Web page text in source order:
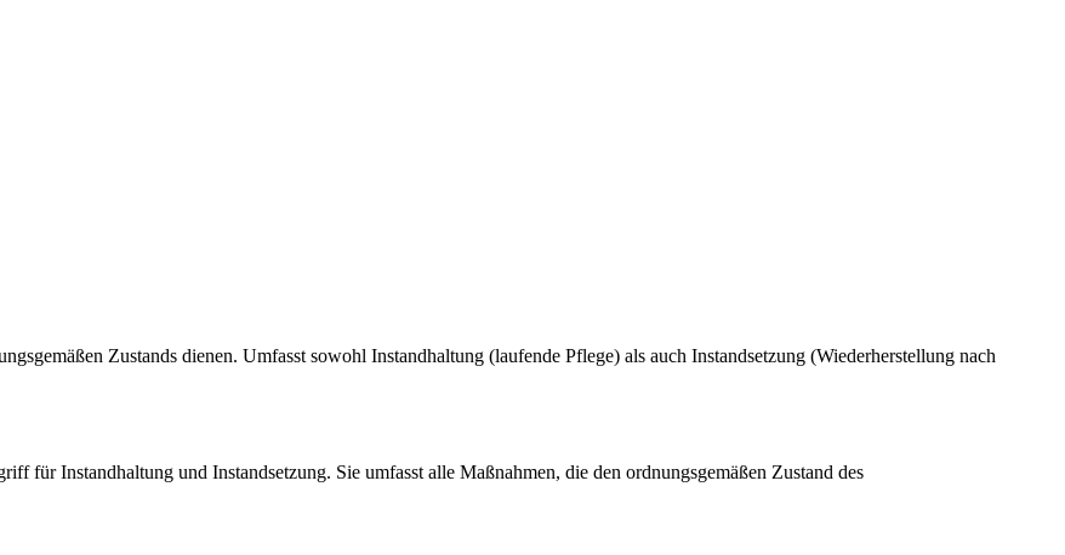
Zustands dienen. Umfasst sowohl Instandhaltung (laufende Pflege) als auch Instandsetzung (Wiederherstellung nach
für Instandhaltung und Instandsetzung. Sie umfasst alle Maßnahmen, die den ordnungsgemäßen Zustand des